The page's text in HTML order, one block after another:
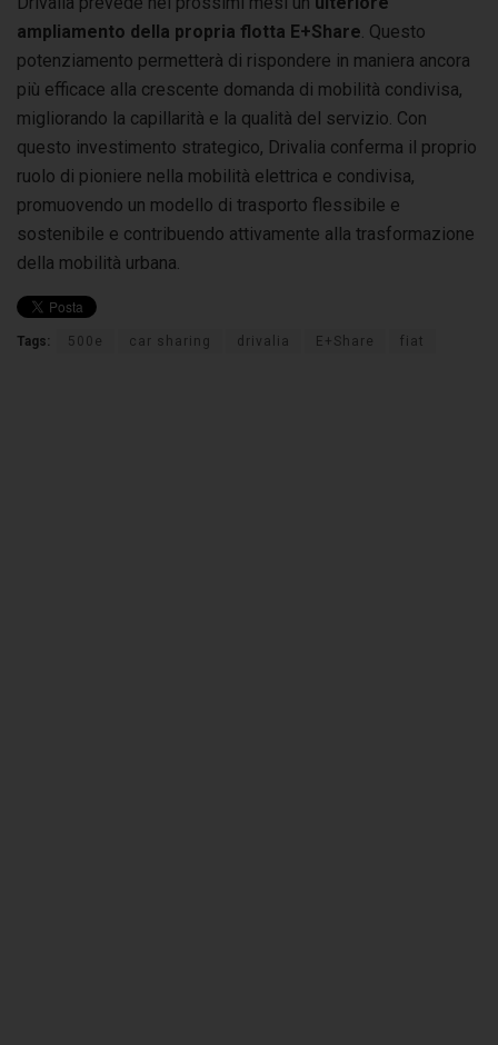
ampliamento della propria flotta E+Share . Questo
potenziamento permetterà di rispondere in maniera ancora
più efficace alla crescente domanda di mobilità condivisa,
migliorando la capillarità e la qualità del servizio. Con
questo investimento strategico, Drivalia conferma il proprio
ruolo di pioniere nella mobilità elettrica e condivisa,
promuovendo un modello di trasporto flessibile e
sostenibile e contribuendo attivamente alla trasformazione
della mobilità urbana.
Tags: 500e car sharing drivalia E+Share fiat